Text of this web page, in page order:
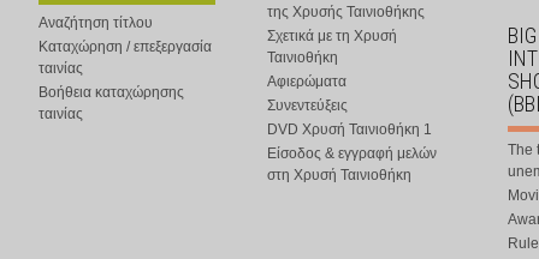
Αναζήτηση τίτλου
Καταχώρηση / επεξεργασία
ταινίας
Βοήθεια καταχώρησης
ταινίας
της Χρυσής Ταινιοθήκης
Σχετικά με τη Χρυσή
Ταινιοθήκη
Αφιερώματα
Συνεντεύξεις
DVD Χρυσή Ταινιοθήκη 1
Είσοδος & εγγραφή μελών
στη Χρυσή Ταινιοθήκη
The